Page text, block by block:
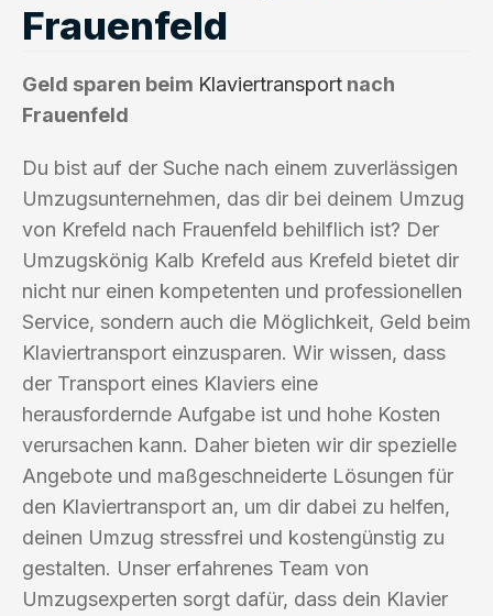
Frauenfeld
Geld sparen beim Klaviertransport nach
Frauenfeld
Du bist auf der Suche nach einem zuverlässigen
Umzugsunternehmen, das dir bei deinem Umzug
von Krefeld nach Frauenfeld behilflich ist? Der
Umzugskönig Kalb Krefeld aus Krefeld bietet dir
nicht nur einen kompetenten und professionellen
Service, sondern auch die Möglichkeit, Geld beim
Klaviertransport einzusparen. Wir wissen, dass
der Transport eines Klaviers eine
herausfordernde Aufgabe ist und hohe Kosten
verursachen kann. Daher bieten wir dir spezielle
Angebote und maßgeschneiderte Lösungen für
den Klaviertransport an, um dir dabei zu helfen,
deinen Umzug stressfrei und kostengünstig zu
gestalten. Unser erfahrenes Team von
Umzugsexperten sorgt dafür, dass dein Klavier